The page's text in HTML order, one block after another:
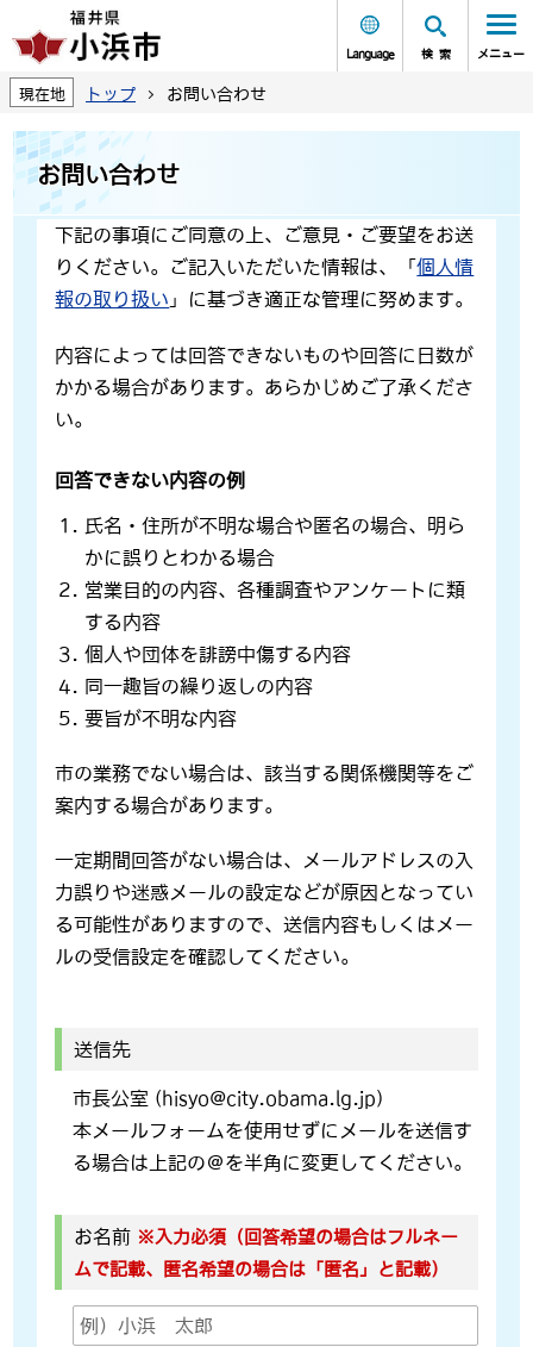
Language 検索 メニュー
現在地 トップ お問い合わせ
お問い合わせ
下記の事項にご同意の上、ご意見・ご要望をお送
りください。ご記入いただいた情報は、「個人情
報の取り扱い 」に基づき適正な管理に努めます。
内容によっては回答できないものや回答に日数が
かかる場合があります。あらかじめご了承くださ
い。
回答できない内容の例
氏名・住所が不明な場合や匿名の場合、明ら
かに誤りとわかる場合
営業目的の内容、各種調査やアンケートに類
する内容
個人や団体を誹謗中傷する内容
同一趣旨の繰り返しの内容
要旨が不明な内容
市の業務でない場合は、該当する関係機関等をご
案内する場合があります。
一定期間回答がない場合は、メールアドレスの入
力誤りや迷惑メールの設定などが原因となってい
る可能性がありますので、送信内容もしくはメー
ルの受信設定を確認してください。
送信先
市長公室 (hisyo@city.obama.lg.jp)
本メールフォームを使用せずにメールを送信す
る場合は上記の＠を半角に変更してください。
お名前 ※入力必須（回答希望の場合はフルネー
ムで記載、匿名希望の場合は「匿名」と記載）